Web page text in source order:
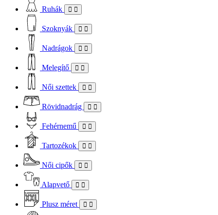
Ruhák
Szoknyák
Nadrágok
Melegítő
Női szettek
Rövidnadrág
Fehérnemű
Tartozékok
Női cipők
Alapvető
Plusz méret